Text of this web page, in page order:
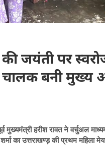
जयंती पर
चालक बनी मुख्य
मुख्यमंत्री हरीश रावत ने वर्चुअल
का उत्तराखण्ड़ की प्रथम महिला